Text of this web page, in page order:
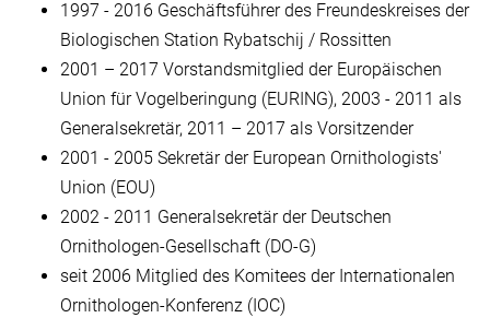
1997 - 2016 Geschäftsführer des Freundeskreises der
Biologischen Station Rybatschij / Rossitten
2001 – 2017 Vorstandsmitglied der Europäischen
Union für Vogelberingung (EURING), 2003 - 2011 als
Generalsekretär, 2011 – 2017 als Vorsitzender
2001 - 2005 Sekretär der European Ornithologists'
Union (EOU)
2002 - 2011 Generalsekretär der Deutschen
Ornithologen-Gesellschaft (DO-G)
seit 2006 Mitglied des Komitees der Internationalen
Ornithologen-Konferenz (IOC)